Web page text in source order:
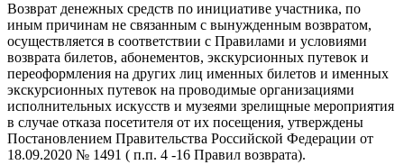
Возврат денежных средств по инициативе участника, по
иным причинам не связанным с вынужденным возвратом,
осуществляется в соответствии с Правилами и условиями
возврата билетов, абонементов, экскурсионных путевок и
переоформления на других лиц именных билетов и именных
экскурсионных путевок на проводимые организациями
исполнительных искусств и музеями зрелищные мероприятия
в случае отказа посетителя от их посещения, утверждены
Постановлением Правительства Российской Федерации от
18.09.2020 № 1491 ( п.п. 4 -16 Правил возврата).